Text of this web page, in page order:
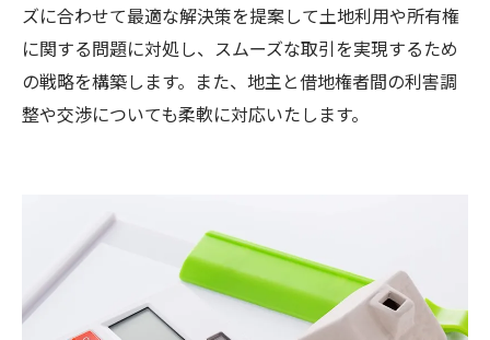
ズに合わせて最適な解決策を提案して土地利用や所有権
に関する問題に対処し、スムーズな取引を実現するため
の戦略を構築します。また、地主と借地権者間の利害調
整や交渉についても柔軟に対応いたします。